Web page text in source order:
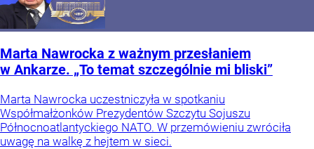
Marta Nawrocka z ważnym przesłaniem
w Ankarze. „To temat szczególnie mi bliski”
Marta Nawrocka uczestniczyła w spotkaniu
Współmałżonków Prezydentów Szczytu Sojuszu
Północnoatlantyckiego NATO. W przemówieniu zwróciła
uwagę na walkę z hejtem w sieci.